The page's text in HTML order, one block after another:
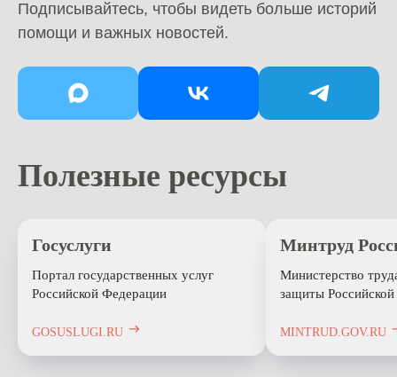
Подписывайтесь, чтобы видеть больше историй
помощи и важных новостей.
Полезные ресурсы
Госуслуги
Портал государственных услуг
Российской Федерации
GOSUSLUGI.RU
Минтруд
Министерство
защиты
MINTRUD.GOV.RU